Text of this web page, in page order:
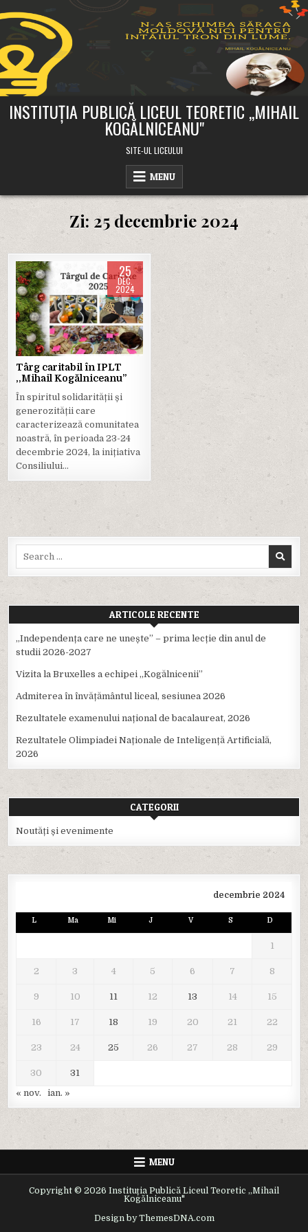
to
INSTITUȚIA PUBLICĂ LICEUL TEORETIC ,,MIHAIL
KOGĂLNICEANU"
SITE-UL LICEULUI
MENU
Zi: 25 decembrie 2024
25
DEC.
2024
Posted
in
Târg caritabil în IPLT
,,Mihail Kogălniceanu”
În spiritul solidarității și
generozității care
caracterizează comunitatea
noastră, în perioada 23-24
decembrie 2024, la inițiativa
Consiliului…
ARTICOLE RECENTE
,,Independența care ne unește” – prima lecție din anul de
studii 2026-2027
Vizita la Bruxelles a echipei ,,Kogălnicenii”
Admiterea în învățământul liceal, sesiunea 2026
Rezultatele examenului național de bacalaureat, 2026
Rezultatele Olimpiadei Naționale de Inteligență Artificială,
2026
CATEGORII
Noutăți și evenimente
decembrie 2024
L Ma Mi J V S D
1
2 3 4 5 6 7 8
9 10 11 12 13 14 15
16 17 18 19 20 21 22
23 24 25 26 27 28 29
30
31
« nov.
ian. »
MENU
Copyright © 2026 Instituția Publică Liceul Teoretic ,,Mihail
Kogălniceanu"
Design by ThemesDNA.com